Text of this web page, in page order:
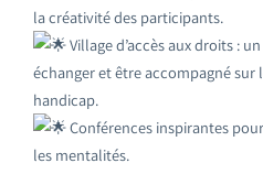
la créativité des participants.
Village d’accès aux droits :
échanger et être accompagné sur
handicap.
Conférences inspirantes
les mentalités.